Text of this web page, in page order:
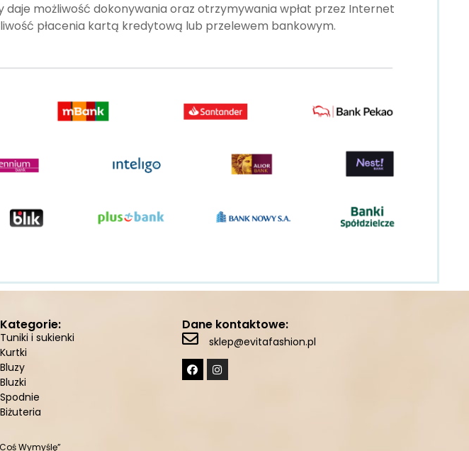
możliwość dokonywania oraz otrzymywania wpłat przez Internet
płacenia kartą kredytową lub przelewem bankowym.
Kategorie:
Tuniki i sukienki
Kurtki
Bluzy
Bluzki
Spodnie
Biżuteria
Dane kontaktowe:
sklep@evitafashion.pl
Wymyślę”